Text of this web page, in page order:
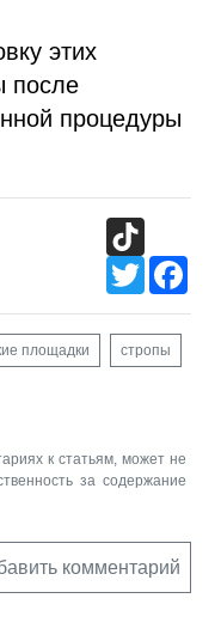
этих
после
процедуры
Twitter
площадки стропы
к статьям, может не
за содержание
комментарий